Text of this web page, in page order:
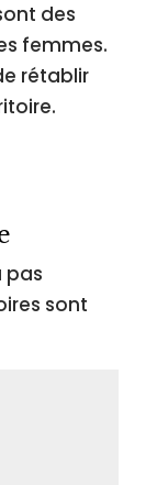
des
femmes.
rétablir
pas
sont